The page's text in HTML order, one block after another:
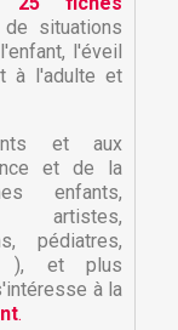
×
×
situations
l'éveil
à l'adulte et
et aux
et de la
enfants,
artistes,
pédiatres,
), et plus
à la
.